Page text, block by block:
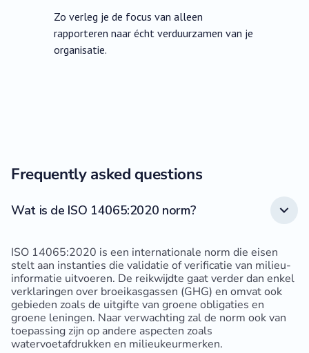
Zo verleg je de focus van alleen
rapporteren naar écht verduurzamen van je
organisatie.
Frequently asked questions
Wat is de ISO 14065:2020 norm?
ISO 14065:2020 is een internationale norm die eisen
stelt aan instanties die validatie of verificatie van milieu-
informatie uitvoeren. De reikwijdte gaat verder dan enkel
verklaringen over broeikasgassen (GHG) en omvat ook
gebieden zoals de uitgifte van groene obligaties en
groene leningen. Naar verwachting zal de norm ook van
toepassing zijn op andere aspecten zoals
watervoetafdrukken en milieukeurmerken.